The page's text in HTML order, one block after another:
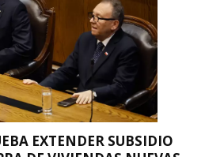
EXTENDER SUBSIDIO